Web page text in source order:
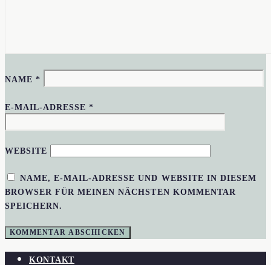
NAME*
E-MAIL-ADRESSE*
WEBSITE
NAME, E-MAIL-ADRESSE UND WEBSITE IN DIESEM
BROWSER FÜR MEINEN NÄCHSTEN KOMMENTAR
SPEICHERN.
KONTAKT